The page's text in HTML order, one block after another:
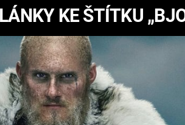
KE ŠTÍTKU